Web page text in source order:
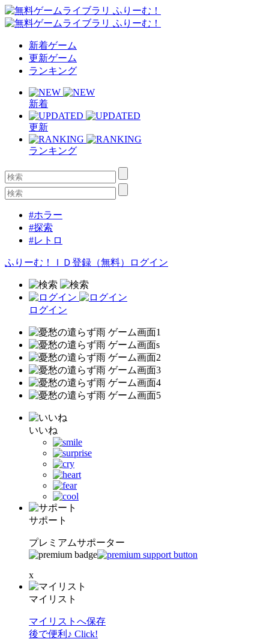
新着ゲーム
更新ゲーム
ランキング
新着
更新
ランキング
#ホラー
#探索
#レトロ
ふりーむ！ＩＤ登録（無料） ログイン
ログイン
いいね
サポート
プレミアムサポーター
x
マイリスト
マイリストへ保存
後で便利♪ Click!